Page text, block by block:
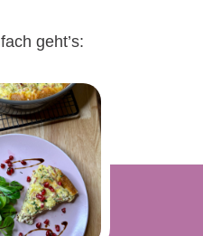
geht’s: